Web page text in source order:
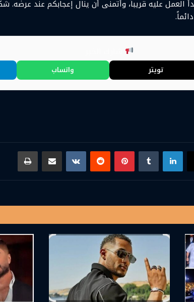
العمل عليه قريباً، وأتمنى أن ينال إعجابكم عند عرضه.
تويتر واتساب
لينكدإن بينتيريست مشاركة عبر البريد طباعة